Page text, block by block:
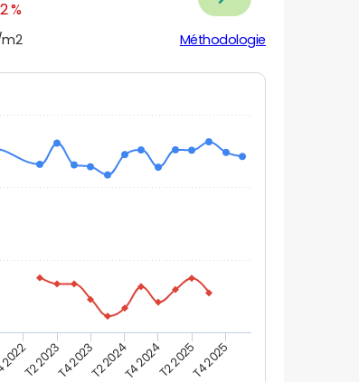
%
m2 Méthodologie
T2 2023T4 2023T2 2024T4 2024T2 2025T4 2025